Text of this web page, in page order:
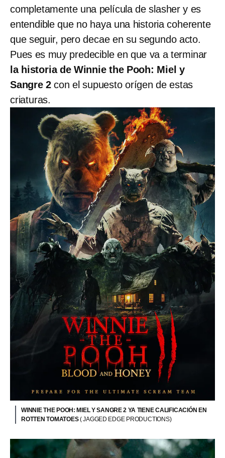
completamente una película de slasher y es
entendible que no haya una historia coherente
que seguir, pero decae en su segundo acto.
Pues es muy predecible en que va a terminar
la historia de Winnie the Pooh: Miel y
Sangre 2con el supuesto orígen de estas
criaturas.
WINNIE THE POOH: MIEL Y SANGRE 2 YA TIENE CALIFICACIÓN EN
ROTTEN TOMATOES( JAGGED EDGE PRODUCTIONS)